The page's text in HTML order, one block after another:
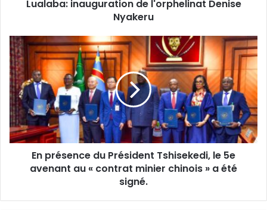
Lualaba: inauguration de l'orphelinat Denise
Nyakeru
En
présence
du
Président
Tshisekedi,
le
5e
avenant
au
contrat
»
En présence du Président Tshisekedi, le 5e
avenant au « contrat minier chinois » a été
signé.